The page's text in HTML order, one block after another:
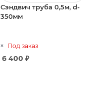
Сэндвич труба 0,5м, d-
350мм
Под заказ
6 400 ₽